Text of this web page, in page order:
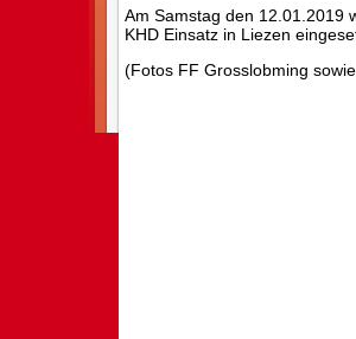
Am Samstag den 12.01.2019
KHD Einsatz in Liezen
(Fotos FF Grosslobming